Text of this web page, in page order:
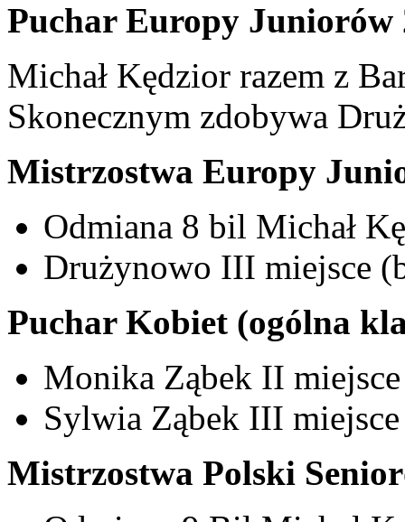
Puchar Europy Juniorów
Michał Kędzior razem z
Skonecznym zdobywa
Mistrzostwa Europy
Odmiana 8 bil Michał
Drużynowo III miejsce
Puchar Kobiet (ogólna
Monika Ząbek II
Sylwia Ząbek III
Mistrzostwa Polski